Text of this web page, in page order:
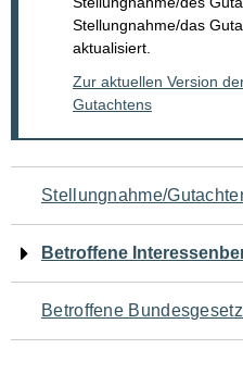
Stellungnahme/das
aktualisiert.
Zur aktuellen Version
Gutachtens
Navigation
für
den
Seiteninhalt
Stellungnahme/
Betroffene
Betroffene